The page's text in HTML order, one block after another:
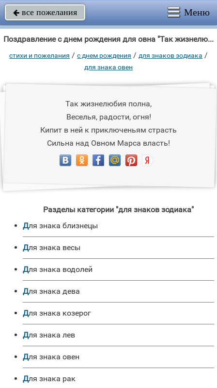
 все пожелания Меню
Поздравление с днем рождения для овна "Так жизнелюбия полна, Веселья, радости, огня!"
стихи и пожелания /c днем рождения /для знаков зодиака /
для знака овен
Так жизнелюбия полна,
Веселья, радости, огня!
Кипит в ней к приключеньям страсть
Сильна над Овном Марса власть!
Разделы категории "для знаков зодиака"
для знака близнецы
для знака весы
для знака водолей
для знака дева
для знака козерог
для знака лев
для знака овен
для знака рак